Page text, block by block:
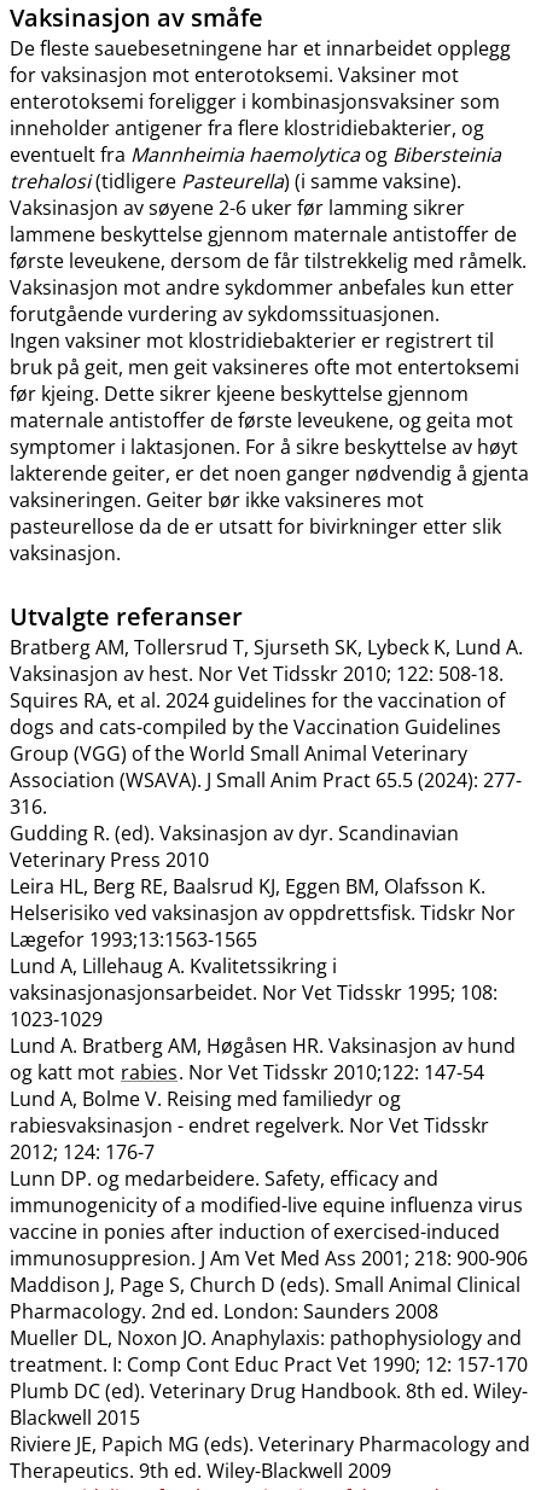
Vaksinasjon av småfe
De fleste sauebesetningene har et innarbeidet opplegg
for vaksinasjon mot enterotoksemi. Vaksiner mot
enterotoksemi foreligger i kombinasjonsvaksiner som
inneholder antigener fra flere klostridiebakterier, og
eventuelt fra Mannheimia haemolyticaog Bibersteinia
trehalosi(tidligere Pasteurella) (i samme vaksine).
Vaksinasjon av søyene 2-6 uker før lamming sikrer
lammene beskyttelse gjennom maternale antistoffer de
første leveukene, dersom de får tilstrekkelig med råmelk.
Vaksinasjon mot andre sykdommer anbefales kun etter
forutgående vurdering av sykdomssituasjonen.
Ingen vaksiner mot klostridiebakterier er registrert til
bruk på geit, men geit vaksineres ofte mot entertoksemi
før kjeing. Dette sikrer kjeene beskyttelse gjennom
maternale antistoffer de første leveukene, og geita mot
symptomer i laktasjonen. For å sikre beskyttelse av høyt
lakterende geiter, er det noen ganger nødvendig å gjenta
vaksineringen. Geiter bør ikke vaksineres mot
pasteurellose da de er utsatt for bivirkninger etter slik
vaksinasjon.
Utvalgte referanser
Bratberg AM, Tollersrud T, Sjurseth SK, Lybeck K, Lund A.
Vaksinasjon av hest. Nor Vet Tidsskr 2010; 122: 508-18.
Squires RA, et al. 2024 guidelines for the vaccination of
dogs and cats-compiled by the Vaccination Guidelines
Group (VGG) of the World Small Animal Veterinary
Association (WSAVA). J Small Anim Pract 65.5 (2024): 277-
316.
Gudding R. (ed). Vaksinasjon av dyr. Scandinavian
Veterinary Press 2010
Leira HL, Berg RE, Baalsrud KJ, Eggen BM, Olafsson K.
Helserisiko ved vaksinasjon av oppdrettsfisk. Tidskr Nor
Lægefor 1993;13:1563-1565
Lund A, Lillehaug A. Kvalitetssikring i
vaksinasjonasjonsarbeidet. Nor Vet Tidsskr 1995; 108:
1023-1029
Lund A. Bratberg AM, Høgåsen HR. Vaksinasjon av hund
og katt mot rabies. Nor Vet Tidsskr 2010;122: 147-54
Lund A, Bolme V. Reising med familiedyr og
rabiesvaksinasjon - endret regelverk. Nor Vet Tidsskr
2012; 124: 176-7
Lunn DP. og medarbeidere. Safety, efficacy and
immunogenicity of a modified-live equine influenza virus
vaccine in ponies after induction of exercised-induced
immunosuppresion. J Am Vet Med Ass 2001; 218: 900-906
Maddison J, Page S, Church D (eds). Small Animal Clinical
Pharmacology. 2nd ed. London: Saunders 2008
Mueller DL, Noxon JO. Anaphylaxis: pathophysiology and
treatment. I: Comp Cont Educ Pract Vet 1990; 12: 157-170
Plumb DC (ed). Veterinary Drug Handbook. 8th ed. Wiley-
Blackwell 2015
Riviere JE, Papich MG (eds). Veterinary Pharmacology and
Therapeutics. 9th ed. Wiley-Blackwell 2009